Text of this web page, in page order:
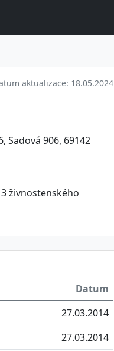
aktualizace: 18.05.2024
Sadová 906, 69142
živnostenského
Datum
27.03.2014
27.03.2014